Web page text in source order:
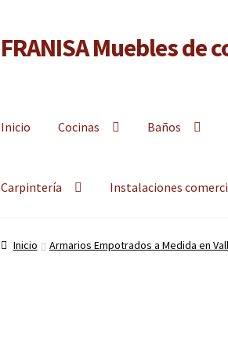
Ir
a
Ir
al
FRANISA Muebles de
Inicio Cocinas Baños
Carpintería Instalaciones
Inicio Armarios Empotrados a Medida en